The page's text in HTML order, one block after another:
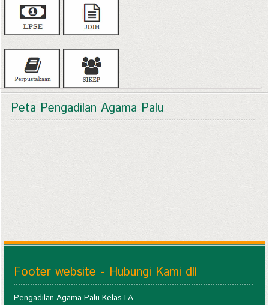
Peta Pengadilan Agama Palu
Footer website - Hubungi Kami dll
Pengadilan Agama Palu Kelas I.A